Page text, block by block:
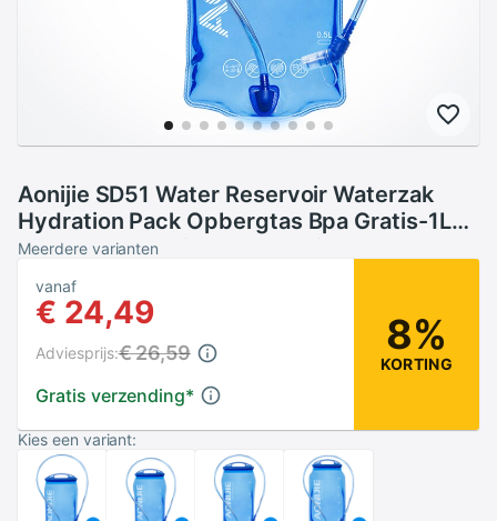
Aonijie SD51 Water Reservoir Waterzak
Hydration Pack Opbergtas Bpa Gratis-1L
1.5L 2L 3L Running Hydratatie Vest rugzak
Meerdere varianten
vanaf
€ 24,49
Gratis verzending*
Adviesprijs:€ 26,59 8%
KORTING
Kies een variant: